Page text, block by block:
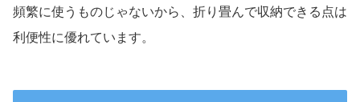
頻繁に使うものじゃないから、折り畳んで収納できる点は
利便性に優れています。